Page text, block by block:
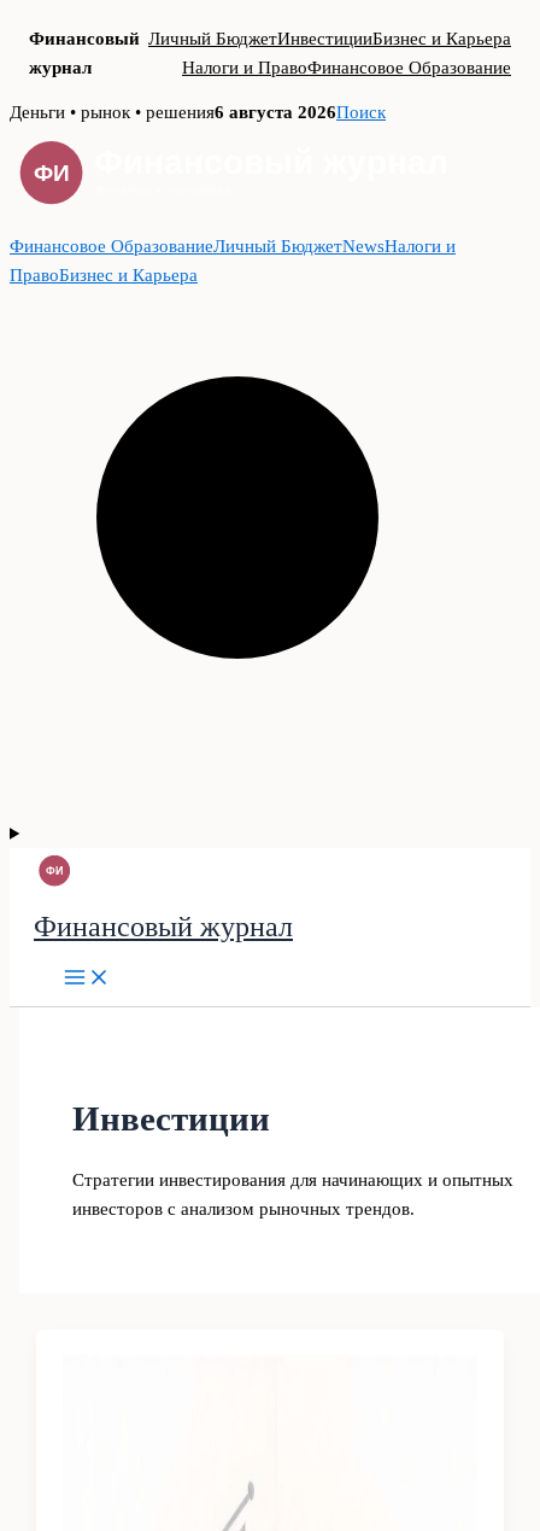
Финансовый
журнал
Личный БюджетИнвестицииБизнес и Карьера
Налоги и ПравоФинансовое Образование
Skip
content
Деньги • рынок • решения6 августа 2026Поиск
Финансовое ОбразованиеЛичный БюджетNewsНалоги и
ПравоБизнес и Карьера
Финансовый журнал
Инвестиции
Стратегии инвестирования для начинающих и опытных
инвесторов с анализом рыночных трендов.